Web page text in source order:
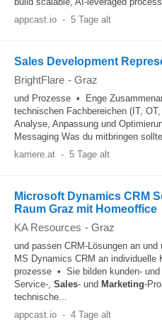
appcast.io - 5 Tage alt
Sales Development
BrightFlare - Graz
und Prozesse • Enge
technischen Fachbereichen (IT,
Analyse, Anpassung und
Messaging Was du mitbringen
karriere.at - 5 Tage alt
Microsoft Dynamics CRM
Raum Graz mit Homeoffice
KA Resources - Graz
und passen CRM-Lösungen an
MS Dynamics CRM an individuelle
prozesse • Sie bilden kunden-
Service-, Sales- und Marketing-
technische...
appcast.io - 4 Tage alt